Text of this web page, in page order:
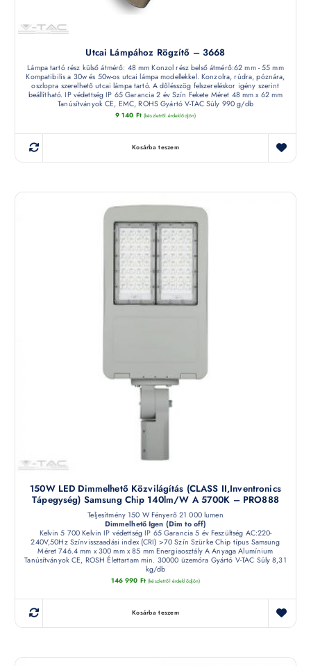
Utcai Lámpához Rögzítő – 3668
Lámpa tartó rész külső átmérő: 48 mm Konzol rész belső átmérő:62 mm - 55 mm
Kompatibilis a 30w és 50w-os utcai lámpa modellekkel. Konzolra, rúdra, póznára,
oszlopra szerelhető utcai lámpa tartó. A dőlésszög felszereléskor igény szerint
beállítható. IP védettség IP 65 Garancia 2 év Szín Fekete Méret 48 mm x 62 mm
Tanúsítványok CE, EMC, ROHS Gyártó V-TAC Súly 990 g/db
9 140 Ft (készletről érdeklődjön)
Kosárba teszem
150W LED Dimmelhető Közvilágítás (CLASS II,Inventronics
Tápegység) Samsung Chip 140lm/W A 5700K – PRO888
Teljesítmény 150 W Fényerő 21 000 lumen
Dimmelhető Igen (Dim to off)
Kelvin 5 700 Kelvin IP védettség IP 65 Garancia 5 év Feszültség AC:220-
240V,50Hz Színvisszaadási index (CRI) >70 Szín Szürke Chip típus Samsung
Méret 746.4 mm x 300 mm x 85 mm Energiaosztály A Anyaga Alumínium
Tanúsítványok CE, ROSH Élettartam min. 30000 üzemóra Gyártó V-TAC Súly 8,31
kg/db
146 990 Ft (készletről érdeklődjön)
Kosárba teszem